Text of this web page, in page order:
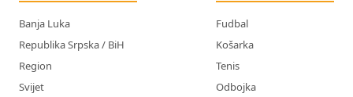
Banja Luka
Republika Srpska / BiH
Region
Svijet
Fudbal
Košarka
Tenis
Odbojka